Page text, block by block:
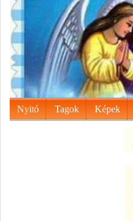
Nyitó Tagok Képek